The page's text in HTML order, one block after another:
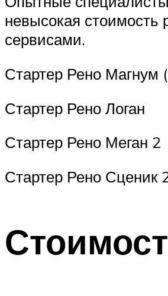
невысокая
сервисами.
Стартер Рено Магнум
Стартер Рено Логан
Стартер Рено Меган 2
Стартер Рено Сценик